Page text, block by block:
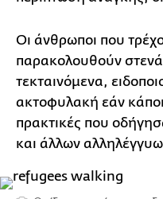
Οι άνθρωποι που
παρακολουθούν
τεκταινόμενα,
ακτοφυλακή εάν
πρακτικές που
και άλλων